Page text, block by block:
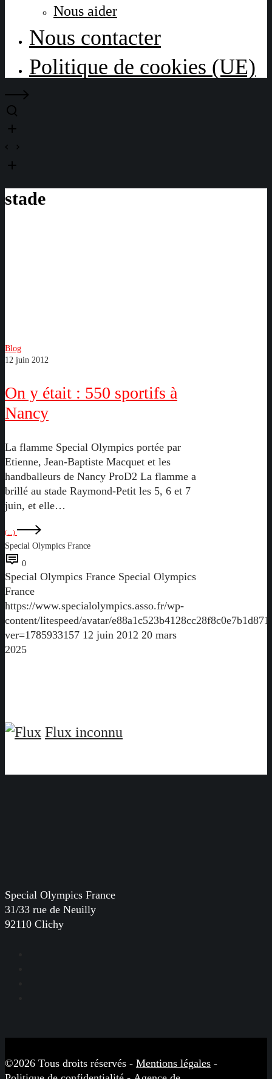
Nous aider
Nous contacter
Politique de cookies (UE)
stade
On
y
:
550
sportifs
Nancy
Blog
12 juin 2012
On y était : 550 sportifs à
Nancy
La flamme Special Olympics portée par
Etienne, Jean-Baptiste Macquet et les
handballeurs de Nancy ProD2 La flamme a
brillé au stade Raymond-Petit les 5, 6 et 7
juin, et elle…
(...)
Special Olympics France
0
Special Olympics France Special Olympics
France
https://www.specialolympics.asso.fr/wp-
content/litespeed/avatar/
ver=1785933157 12 juin 2012 20 mars
2025
Flux inconnu
Special Olympics France
31/33 rue de Neuilly
92110 Clichy
©2026 Tous droits réservés - Mentions légales -